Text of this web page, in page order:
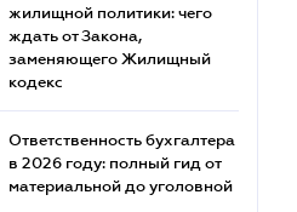
жилищной политики: чего
ждать от Закона,
заменяющего Жилищный
кодекс
Ответственность бухгалтера
в 2026 году: полный гид от
материальной до уголовной